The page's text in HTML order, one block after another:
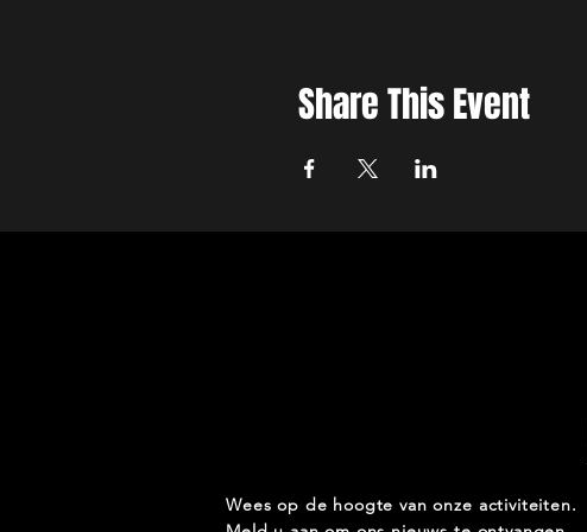
Share This Event
Wees op de hoogte van onze activiteiten.